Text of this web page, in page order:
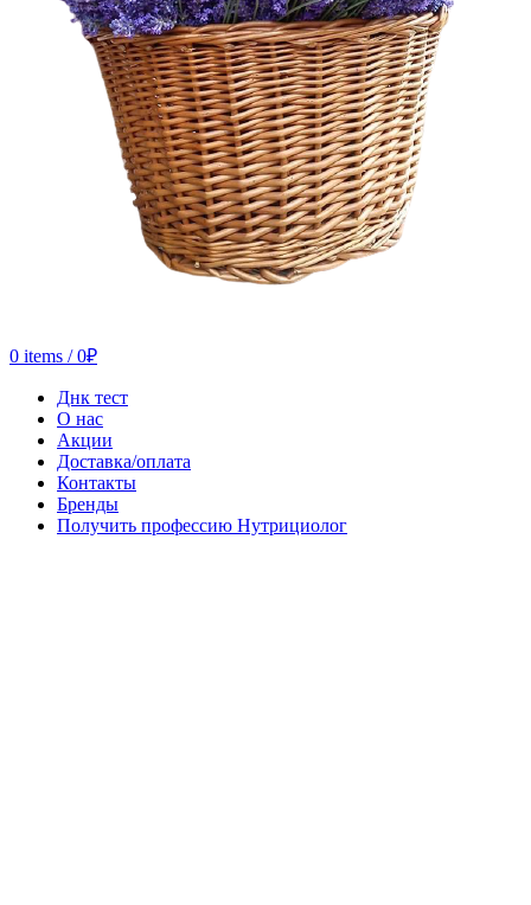
0 items / 0₽
Днк тест
О нас
Акции
Доставка/оплата
Контакты
Бренды
Получить профессию Нутрициолог